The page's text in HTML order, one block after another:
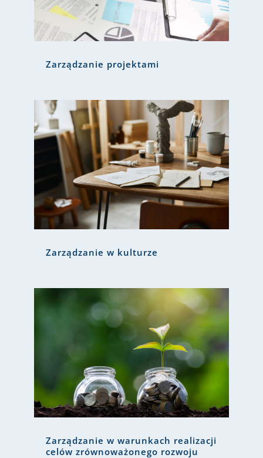
Zarządzanie projektami
Zarządzanie w kulturze
Zarządzanie w warunkach realizacji
celów zrównoważonego rozwoju